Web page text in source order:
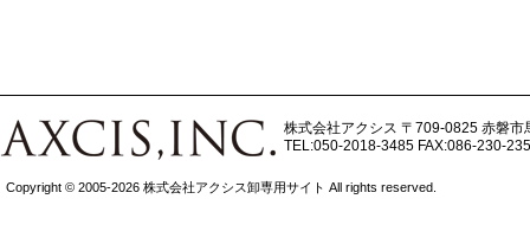
株式会社アクシス 〒709-0825 赤磐市
TEL:050-2018-3485 FAX:086-230-
Copyright © 2005-2026 株式会社アクシス卸専用サイト All rights reserved.